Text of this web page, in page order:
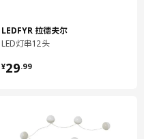
LEDFYR 拉德夫尔
LED灯串12头
¥29.99
¥ 29.99